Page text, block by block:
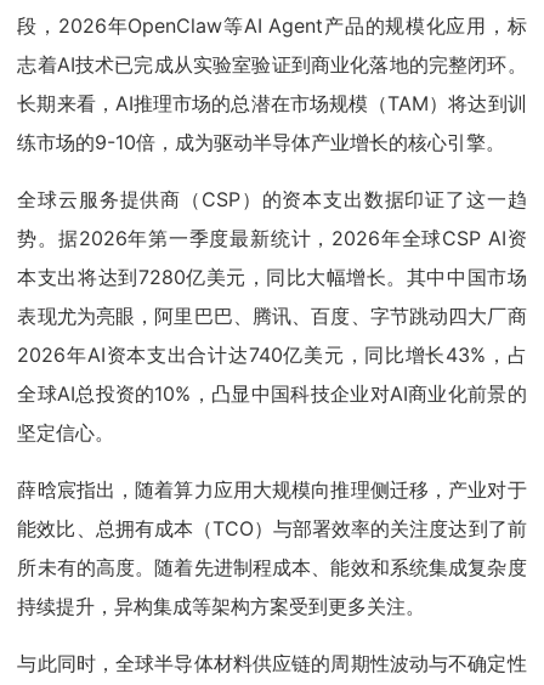
段，2026年OpenClaw等AI Agent产品的规模化应用，标
志着AI技术已完成从实验室验证到商业化落地的完整闭环。
长期来看，AI推理市场的总潜在市场规模（TAM）将达到训
练市场的9-10倍，成为驱动半导体产业增长的核心引擎。
全球云服务提供商（CSP）的资本支出数据印证了这一趋
势。据2026年第一季度最新统计，2026年全球CSP AI资
本支出将达到7280亿美元，同比大幅增长。其中中国市场
表现尤为亮眼，阿里巴巴、腾讯、百度、字节跳动四大厂商
2026年AI资本支出合计达740亿美元，同比增长43%，占
全球AI总投资的10%，凸显中国科技企业对AI商业化前景的
坚定信心。
薛晗宸指出，随着算力应用大规模向推理侧迁移，产业对于
能效比、总拥有成本（TCO）与部署效率的关注度达到了前
所未有的高度。随着先进制程成本、能效和系统集成复杂度
持续提升，异构集成等架构方案受到更多关注。
与此同时，全球半导体材料供应链的周期性波动与不确定性